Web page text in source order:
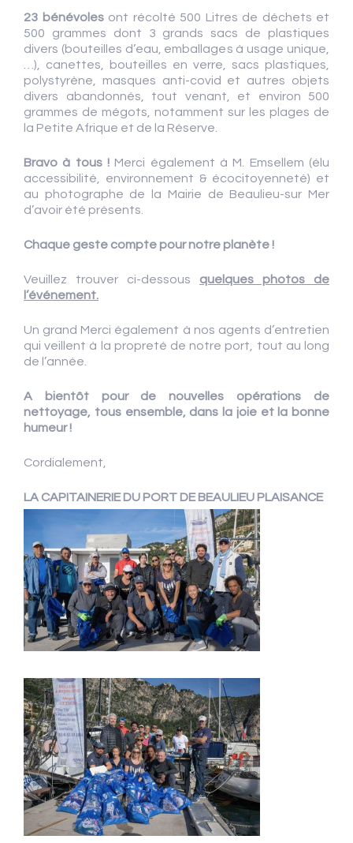
23 bénévolesont récolté 500 Litres de déchets et
500 grammes dont 3 grands sacs de plastiques
divers (bouteilles d’eau, emballages à usage unique,
…), canettes, bouteilles en verre, sacs plastiques,
polystyrène, masques anti-covid et autres objets
divers abandonnés, tout venant, et environ 500
grammes de mégots, notamment sur les plages de
la Petite Afrique et de la Réserve.
Bravo à tous ! Merci également à M. Emsellem (élu
accessibilité, environnement & écocitoyenneté) et
au photographe de la Mairie de Beaulieu-sur Mer
d’avoir été présents.
Chaque geste compte pour notre planète !
Veuillez trouver ci-dessous quelques photos de
l’événement.
Un grand Merci également à nos agents d’entretien
qui veillent à la propreté de notre port, tout au long
de l’année.
A bientôt pour de nouvelles opérations de
nettoyage, tous ensemble, dans la joie et la bonne
humeur !
Cordialement,
LA CAPITAINERIE DU PORT DE BEAULIEU PLAISANCE